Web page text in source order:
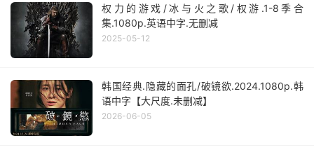
权力的游戏/冰与火之歌/权游.1-8季合
集.1080p.英语中字.无删减
2025-05-12
韩国经典.隐藏的面孔/破镜欲.2024.1080p.韩
语中字【大尺度.未删减】
2026-06-05